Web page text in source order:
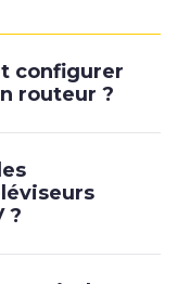
configurer
routeur ?
?